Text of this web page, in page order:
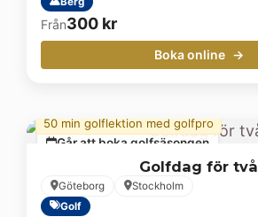
Från300 kr
Boka online
Går att boka golfsäsongen
50 min golflektion med golfpro
Golfdag för två
Göteborg
Stockholm
Golf